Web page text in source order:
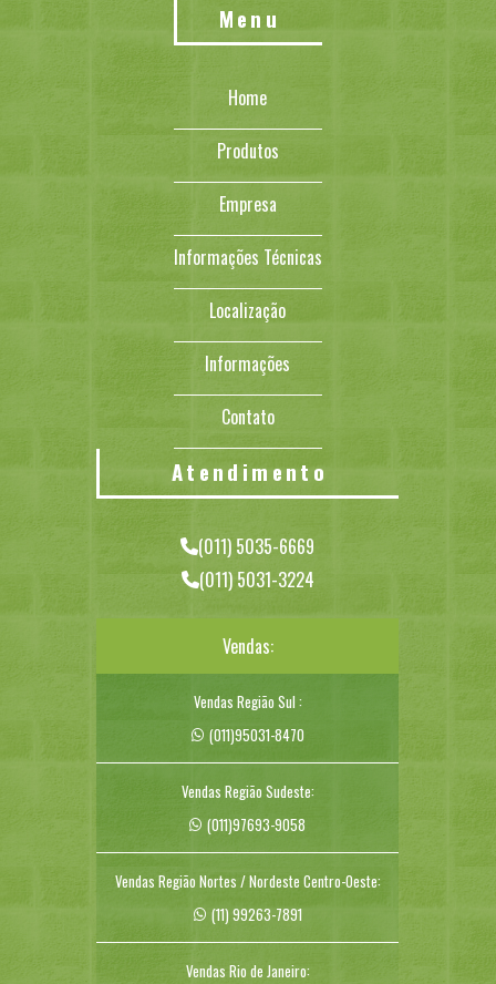
Menu
Home
Produtos
Empresa
Informações Técnicas
Localização
Informações
Contato
Atendimento
(011) 5035-6669
(011) 5031-3224
Vendas:
Vendas Região Sul :
(011)95031-8470
Vendas Região Sudeste:
(011)97693-9058
Vendas Região Nortes / Nordeste Centro-Oeste:
(11) 99263-7891
Vendas Rio de Janeiro: